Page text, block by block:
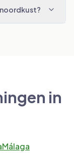
in
Málaga